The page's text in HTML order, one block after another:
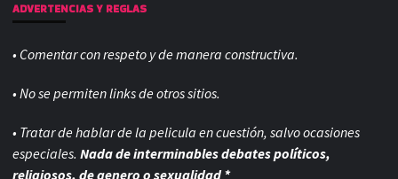
ADVERTENCIAS Y REGLAS
• Comentar con respeto y de manera constructiva.
• No se permiten links de otros sitios.
• Tratar de hablar de la pelicula en cuestión, salvo ocasiones
especiales. Nada de interminables debates políticos,
religiosos, de genero o sexualidad *